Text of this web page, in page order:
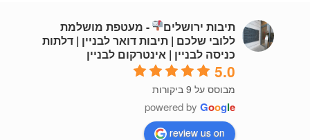
תיבות ירושלים
- מעטפת מושלמת
ללובי שלכם | תיבות דואר לבניין | דלתות
כניסה לבניין | אינטרקום לבניין
5.0
מבוסס על 9 ביקורות
powered by Google
review us on